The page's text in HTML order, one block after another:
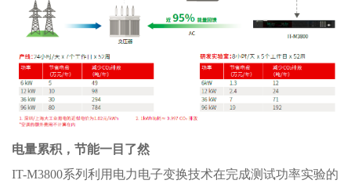
电量累积，节能一目了然
IT-M3800系列利用电力电子变换技术在完成测试功率实验的